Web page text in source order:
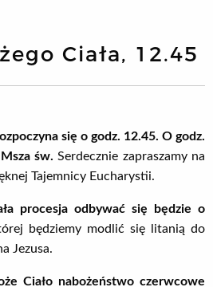
Ciała, 12.45
się o godz. 12.45. O godz.
św. Serdecznie zapraszamy na
Tajemnicy Eucharystii.
procesja odbywać się będzie o
będziemy modlić się litanią do
Jezusa.
Ciało nabożeństwo czerwcowe